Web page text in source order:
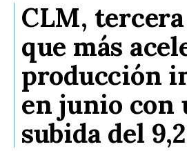
CLM,
que más
producción
en junio con
subida del